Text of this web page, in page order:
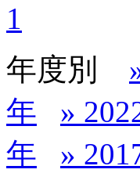
1
年度別
年
»
年
»